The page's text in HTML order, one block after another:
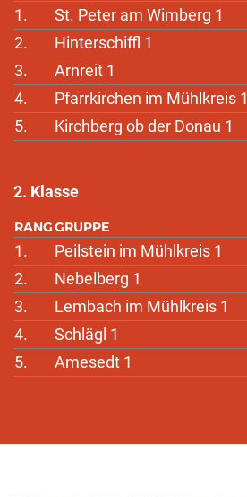
1. St. Peter am Wimberg 1
2.
Hinterschiffl 1
3.
Arnreit 1
4.
Pfarrkirchen im Mühlkreis 1
5.
Kirchberg ob der Donau 1
2. Klasse
RANGGRUPPE
1. Peilstein im Mühlkreis 1
2.
Nebelberg 1
3.
Lembach im Mühlkreis 1
4.
Schlägl 1
5.
Amesedt 1